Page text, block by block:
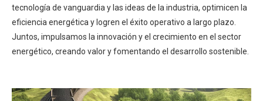
tecnología de vanguardia y las ideas de la industria, optimicen la
eficiencia energética y logren el éxito operativo a largo plazo.
Juntos, impulsamos la innovación y el crecimiento en el sector
energético, creando valor y fomentando el desarrollo sostenible.